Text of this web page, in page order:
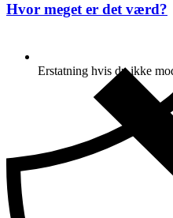
Erstatning hvis du ikke
Hvor meget er det værd?